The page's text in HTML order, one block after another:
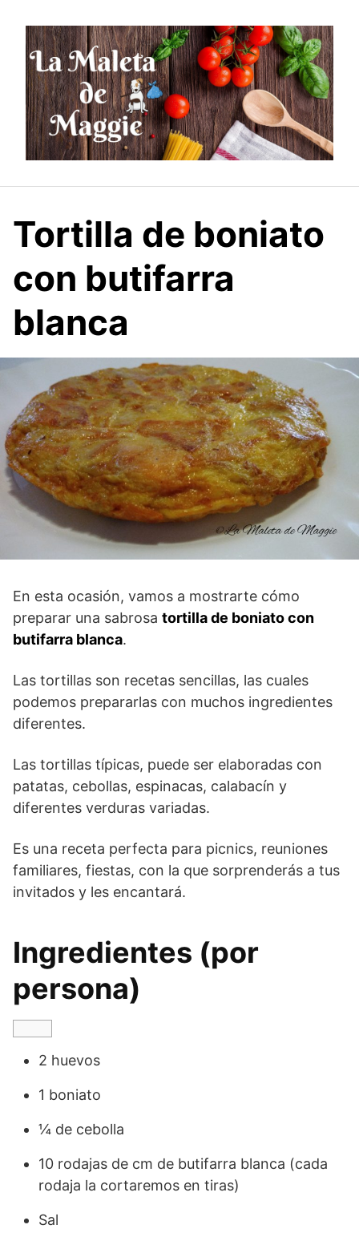
contenido
Tortilla de boniato
con butifarra
blanca
En esta ocasión, vamos a mostrarte cómo
preparar una sabrosa tortilla de boniato con
butifarra blanca.
Las tortillas son recetas sencillas, las cuales
podemos prepararlas con muchos ingredientes
diferentes.
Las tortillas típicas, puede ser elaboradas con
patatas, cebollas, espinacas, calabacín y
diferentes verduras variadas.
Es una receta perfecta para picnics, reuniones
familiares, fiestas, con la que sorprenderás a tus
invitados y les encantará.
Ingredientes (por
persona)
2 huevos
1 boniato
¼ de cebolla
10 rodajas de cm de butifarra blanca (cada
rodaja la cortaremos en tiras)
Sal